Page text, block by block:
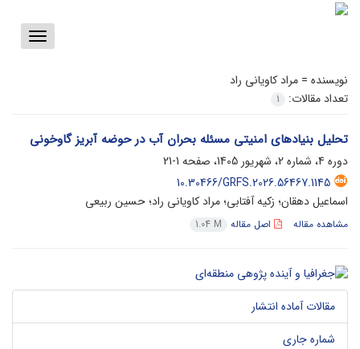
Toggle
نویسنده = مراد کاویانی راد
تعداد مقالات:
1
تحلیل بنیادهای امنیتی مسئله بحران آب در حوضه آبریز گاوخونی
دوره 4، شماره 2، شهریور 1405، صفحه
1-21
10.30466/GRFS.2026.56467.1145
اسماعیل دهقان؛ زکیه آفتابی؛ مراد کاویانی راد؛ حسین ربیعی
مشاهده مقاله اصل مقاله 1.04 M
مقالات آماده انتشار
شماره جاری